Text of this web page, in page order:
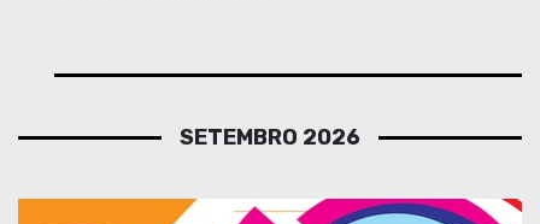
SETEMBRO 2026